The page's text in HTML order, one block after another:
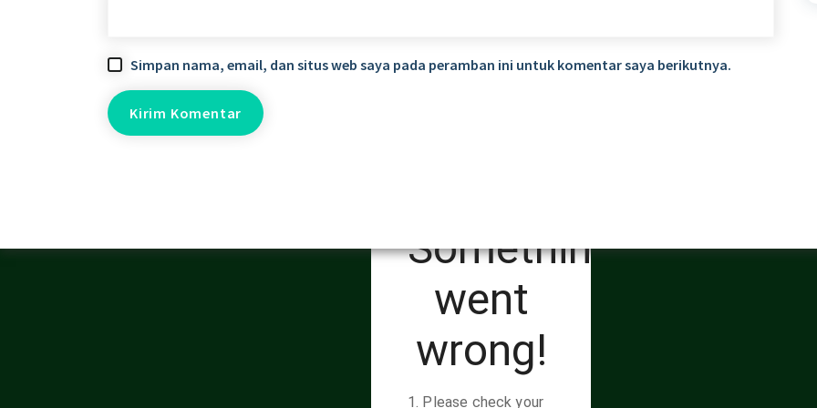
Simpan nama, email, dan situs web saya pada peramban ini untuk komentar saya berikutnya.